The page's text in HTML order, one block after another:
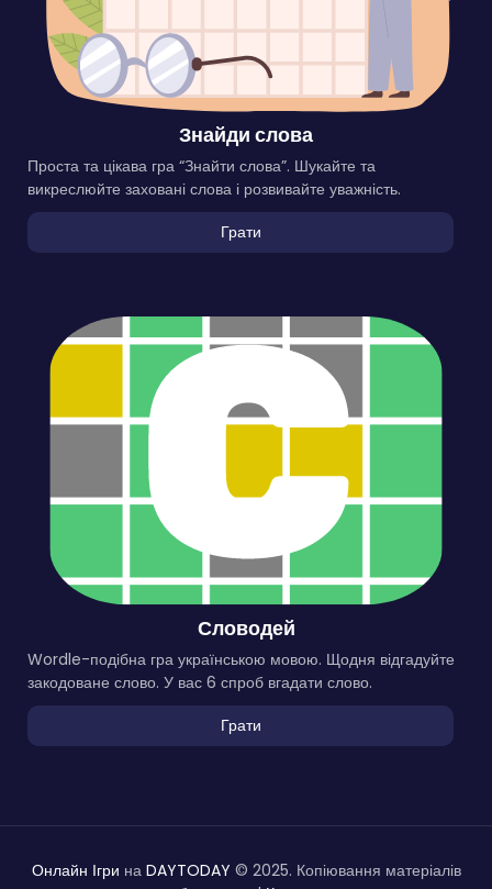
Знайди слова
Проста та цікава гра “Знайти слова”. Шукайте та
викреслюйте заховані слова і розвивайте уважність.
Грати
Словодей
Wordle-подібна гра українською мовою. Щодня відгадуйте
закодоване слово. У вас 6 спроб вгадати слово.
Грати
Онлайн Ігри на DAYTODAY © 2025. Копіювання матеріалів